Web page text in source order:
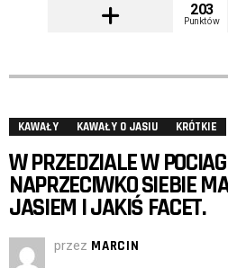
203
Punktów
KAWAŁY KAWAŁY O JASIU KRÓTKIE
W PRZEDZIALE W
NAPRZECIWKO SIEBIE
JASIEM I JAKIŚ FACET.
przez MARCIN